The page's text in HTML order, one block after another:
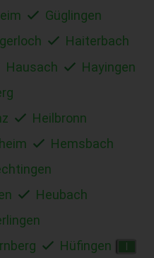
Güglingen
Haiterbach
Hausach
Hayingen
Heilbronn
Hemsbach
Heubach
Hüfingen